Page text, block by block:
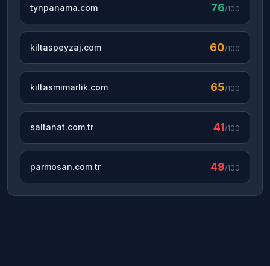
tynpanama.com 76/100
kiltaspeyzaj.com 60/100
kiltasmimarlik.com 65/100
saltanat.com.tr 41/100
parmosan.com.tr 49/100